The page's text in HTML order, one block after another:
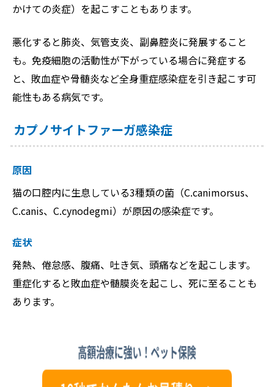
かけての炎症）を起こすこともあります。
悪化すると肺炎、気管支炎、副鼻腔炎に発展すること
も。免疫細胞の活動性が下がっている場合に発症する
と、敗血症や骨髄炎など全身重症感染症を引き起こす可
能性もある病気です。
カプノサイトファーガ感染症
原因
猫の口腔内に生息している3種類の菌（C.canimorsus、
C.canis、C.cynodegmi）が原因の感染症です。
症状
発熱、倦怠感、腹痛、吐き気、頭痛などを起こします。
重症化すると敗血症や髄膜炎を起こし、死に至ることも
あります。